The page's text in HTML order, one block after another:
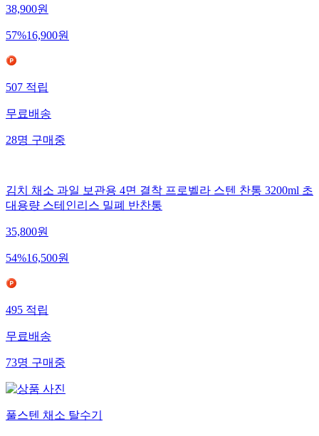
38,900원
57%16,900원
507 적립
무료배송
28명 구매중
김치 채소 과일 보관용 4면 결착 프로벨라 스텐 찬통 3200ml 초
대용량 스테인리스 밀폐 반찬통
35,800원
54%16,500원
495적립
무료배송
73명구매중
풀스텐 채소 탈수기